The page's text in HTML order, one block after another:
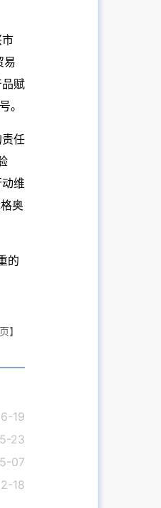
市
易
赋
。
任
维
奥
的
】
19
23
07
18